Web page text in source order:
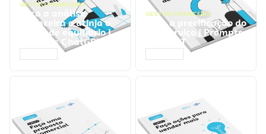
GESTÃO FINANCEIRA
Faça a análise
financeira e atinja o
ponto de equilíbrio |
Prompts ChatGPT
GESTÃO FINANCEIRA
Faça a precificação do
seu serviço | Prompts
ChatGPT